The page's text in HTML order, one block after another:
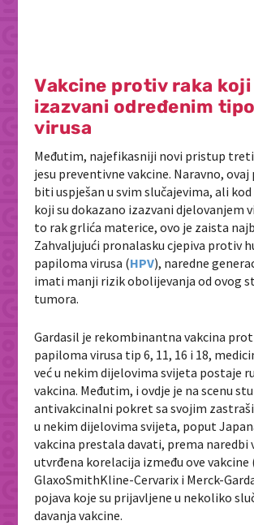
Vakcine protiv raka koji
izazvani određenim
virusa
Međutim, najefikasniji novi pristup
jesu preventivne vakcine. Naravno,
biti uspješan u svim slučajevima, ali
koji su dokazano izazvani djelovanjem
to rak grlića materice, ovo je zaista
Zahvaljujući pronalasku cjepiva protiv
papiloma virusa (HPV), naredne
imati manji rizik obolijevanja od ovog
tumora.
Gardasil je rekombinantna vakcina
papiloma virusa tip 6, 11, 16 i 18,
već u nekim dijelovima svijeta postaje
vakcina. Međutim, i ovdje je na scenu
antivakcinalni pokret sa svojim
u nekim dijelovima svijeta, poput
vakcina prestala davati, prema naredbi
utvrđena korelacija između ove vakcine
GlaxoSmithKline-Cervarix i Merck-
pojava koje su prijavljene u nekoliko
davanja vakcine.